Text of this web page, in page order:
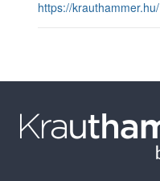
https://krauthammer.hu/